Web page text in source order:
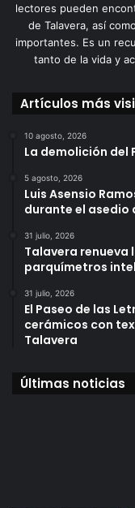
lectores pueden
de Talavera, así
importantes. Es un
tanto de la vida y
Artículos más
10 agosto, 2026
La demolición del
5 agosto, 2026
Luis Asensio
durante el asedio
31 julio, 2026
Talavera renueva
parquímetros
31 julio, 2026
El Paseo de las
cerámicos con
Talavera
Últimas noticias